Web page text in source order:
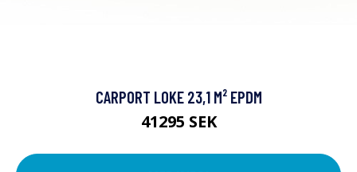
CARPORT LOKE 23,1 M² EPDM
41295 SEK